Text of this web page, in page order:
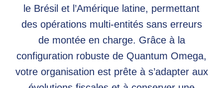
le Brésil et l’Amérique latine, permettant
des opérations multi-entités sans erreurs
de montée en charge. Grâce à la
configuration robuste de Quantum Omega,
votre organisation est prête à s’adapter aux